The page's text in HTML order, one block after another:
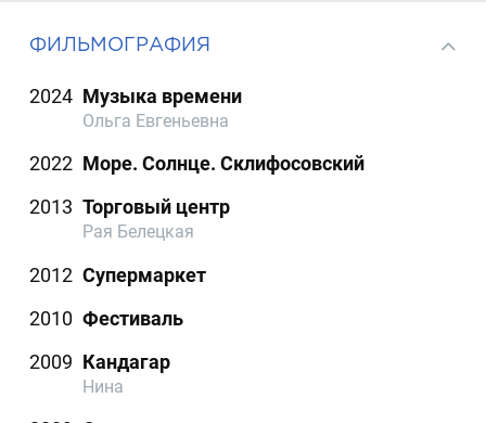
ФИЛЬМОГРАФИЯ
2024 Музыка времени
Ольга Евгеньевна
2022 Море. Солнце. Склифосовский
2013 Торговый центр
Рая Белецкая
2012 Супермаркет
2010 Фестиваль
2009 Кандагар
Нина